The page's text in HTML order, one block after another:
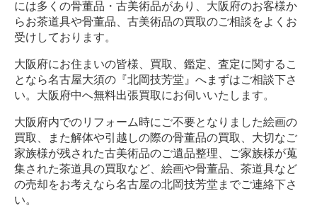
には多くの骨董品・古美術品があり、大阪府のお客様か
らお茶道具や骨董品、古美術品の買取のご相談をよくお
受けしております。
大阪府にお住まいの皆様、買取、鑑定、査定に関するこ
となら名古屋大須の『北岡技芳堂』へまずはご相談下さ
い。大阪府中へ無料出張買取にお伺いいたします。
大阪府内でのリフォーム時にご不要となりました絵画の
買取、また解体や引越しの際の骨董品の買取、大切なご
家族様が残された古美術品のご遺品整理、ご家族様が蒐
集された茶道具の買取など、絵画や骨董品、茶道具など
の売却をお考えなら名古屋の北岡技芳堂までご連絡下さ
い。